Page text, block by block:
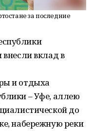
за последние
внесли вклад в
и отдыха
– Уфе, аллею
до
набережную реки